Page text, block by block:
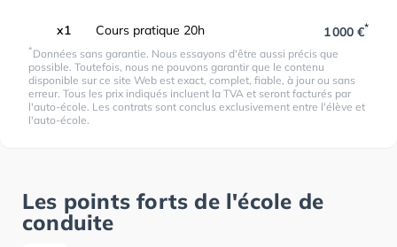
x1 Cours pratique 20h 1 000 €*
*Données sans garantie. Nous essayons d'être aussi précis que
possible. Toutefois, nous ne pouvons garantir que le contenu
disponible sur ce site Web est exact, complet, fiable, à jour ou sans
erreur. Tous les prix indiqués incluent la TVA et seront facturés par
l'auto-école. Les contrats sont conclus exclusivement entre l'élève et
l'auto-école.
Les points forts de l'école de
conduite